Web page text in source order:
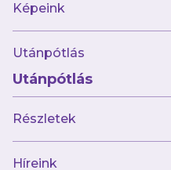
Képeink
Utánpótlás
Utánpótlás
Részletek
Híreink